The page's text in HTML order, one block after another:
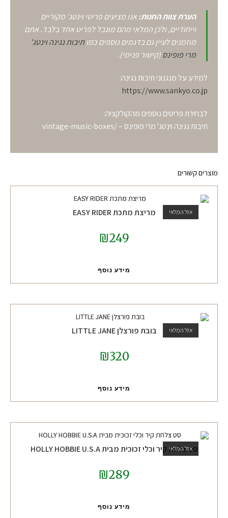
הערת צוות החנות:אנו מציעים פריטי וינטג' מקוריים
וייחודיים, ולכן המלאי מהם מוגבל לפריט אחד בלבד. אתם
מוזמנים לעיין גם בדגמים נוספים כמותיבות נגינה וינטג'
מרי פופינס (קישור פנימי).
למידע על מנגנוני תיבות נגינה:
https://www.sankyo.co.jp
לבחירת פריטים נוספים מהקולקציה:
תיבות נגינה וינטג' מרי פופינס – /vintage-music-boxes
מוצרים קשורים
אזל המלאי מריצת מתכת EASY RIDER
₪249
מידע נוסף
אזל המלאי בובת פורצלן LITTLE JANE
₪320
מידע נוסף
אזל המלאי
סט צלחת קיר וכלי זכוכית מבית HOLLY HOBBIE U.S.A
₪289
מידע נוסף